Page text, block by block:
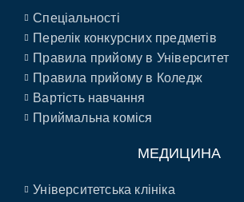
Спеціальності
Перелік конкурсних предметів
Правила прийому в Університет
Правила прийому в Коледж
Вартість навчання
Приймальна коміся
МЕДИЦИНА
Університетська клініка